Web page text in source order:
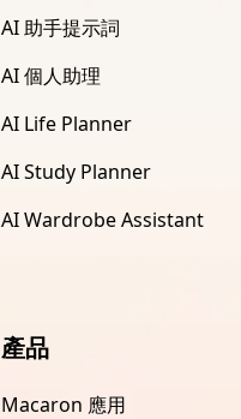
AI 助手提示詞
AI 個人助理
AI Life Planner
AI Study Planner
AI Wardrobe Assistant
產品
Macaron 應用